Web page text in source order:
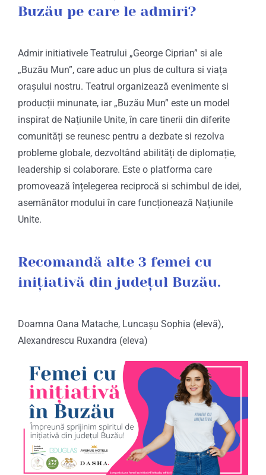
Buzău pe care le admiri?
Admir initiativele Teatrului „George Ciprian” si ale
„Buzău Mun”, care aduc un plus de cultura si viața
orașului nostru. Teatrul organizează evenimente si
producții minunate, iar „Buzău Mun” este un model
inspirat de Națiunile Unite, în care tinerii din diferite
comunități se reunesc pentru a dezbate si rezolva
probleme globale, dezvoltând abilități de diplomație,
leadership si colaborare. Este o platforma care
promovează înțelegerea reciprocă si schimbul de idei,
asemănător modului în care funcționează Națiunile
Unite.
Recomandă alte 3 femei cu
inițiativă din județul Buzău.
Doamna Oana Matache, Luncașu Sophia (elevă),
Alexandrescu Ruxandra (eleva)